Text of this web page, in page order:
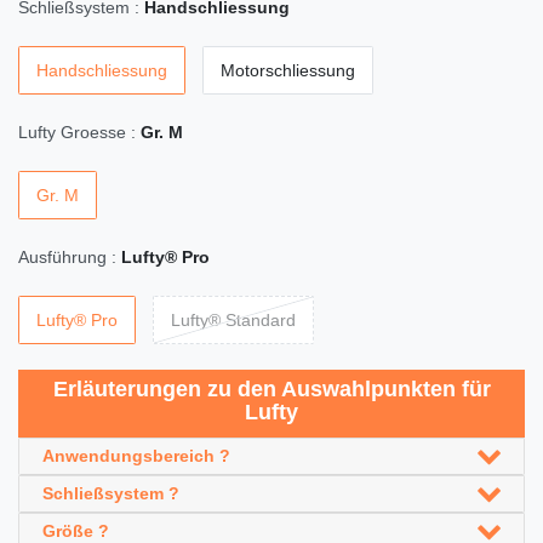
Schließsystem : Handschliessung
Handschliessung Motorschliessung
Lufty Groesse : Gr. M
Gr. M
Ausführung : Lufty® Pro
Lufty® Pro Lufty® Standard
Erläuterungen zu den Auswahlpunkten für
Lufty
Anwendungsbereich ?
Schließsystem ?
Größe ?